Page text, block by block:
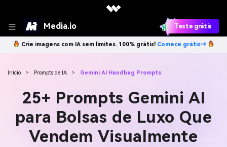
Media.io Teste grátis
Crie imagens com IA sem limites. 100% grátis! Comece grátis→
Início > Prompts de IA > Gemini AI Handbag Prompts
25+ Prompts Gemini AI
para Bolsas de Luxo Que
Vendem Visualmente